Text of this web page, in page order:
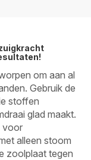
om aan al
Gebruik de
stoffen
glad maakt.
voor
alleen stoom
zoolplaat tegen